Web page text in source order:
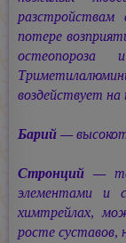
разстройствам
потере
остеопороза
воздействует
Барий—
Стронций —
элементами и
химтрейлах,
росте суставов,